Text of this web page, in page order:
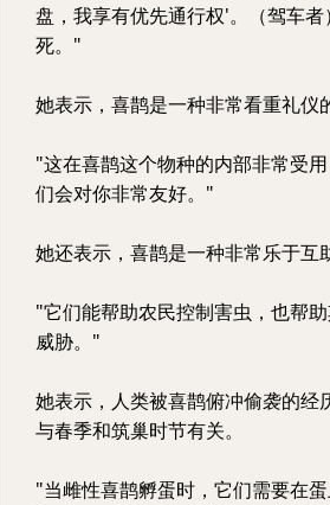
盘，我享有优先通行权'。（驾车
死。"
她表示，喜鹊是一种非常看重礼仪
"这在喜鹊这个物种的内部非常受
们会对你非常友好。"
她还表示，喜鹊是一种非常乐于互
"它们能帮助农民控制害虫，也帮
威胁。"
她表示，人类被喜鹊俯冲偷袭的经
与春季和筑巢时节有关。
"当雌性喜鹊孵蛋时，它们需要在